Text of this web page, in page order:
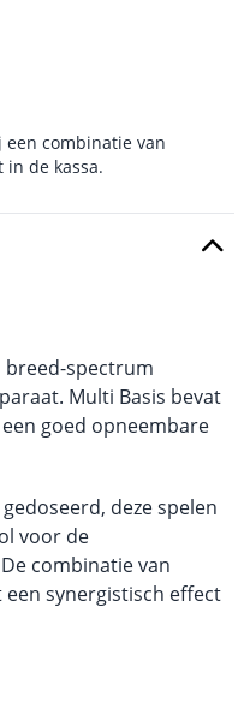
een combinatie van
de kassa.
breed-spectrum
Multi Basis bevat
goed opneembare
deze spelen
voor de
combinatie van
een synergistisch effect